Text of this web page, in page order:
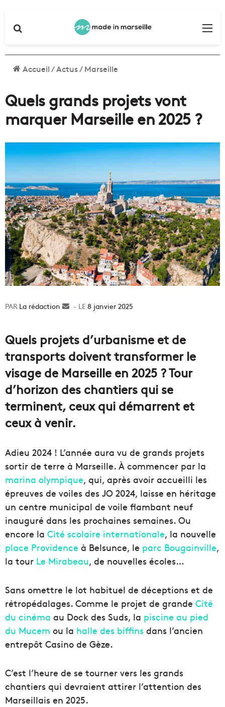
Accueil/Actus/Marseille
Quels grands projets vont
marquer Marseille en 2025 ?
La rédaction
Envoyer8 janvier 2025
Quels projets d’urbanisme et de
transports doivent transformer le
visage de Marseille en 2025 ? Tour
d’horizon des chantiers qui se
terminent, ceux qui démarrent et
ceux à venir.
Adieu 2024 ! L’année aura vu de grands projets
sortir de terre à Marseille. À commencer par la
marina olympique, qui, après avoir accueilli les
épreuves de voiles des JO 2024, laisse en héritage
un centre municipal de voile flambant neuf
inauguré dans les prochaines semaines. Ou
encore la Cité scolaire internationale, la nouvelle
place Providence à Belsunce, le parc Bougainville,
la tour Le Mirabeau, de nouvelles écoles…
Sans omettre le lot habituel de déceptions et de
rétropédalages. Comme le projet de grande Cité
du cinéma au Dock des Suds, la piscine au pied
du Mucem ou la halle des biffins dans l’ancien
entrepôt Casino de Gèze.
C’est l’heure de se tourner vers les grands
chantiers qui devraient attirer l’attention des
Marseillais en 2025.